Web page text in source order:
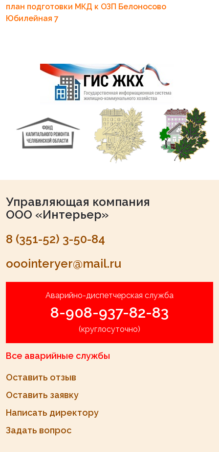
план подготовки МКД к ОЗП Белоносово
Юбилейная 7
Управляющая компания
ООО «Интерьер»
8 (351-52) 3-50-84
ooointeryer@mail.ru
Аварийно-диспетчерская служба
8-908-937-82-83
(круглосуточно)
Все аварийные службы
Оставить отзыв
Оставить заявку
Написать директору
Задать вопрос